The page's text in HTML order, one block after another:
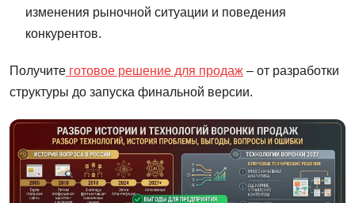
изменения рыночной ситуации и поведения
конкурентов.
Получите готовое решение для продаж – от разработки
структуры до запуска финальной версии.